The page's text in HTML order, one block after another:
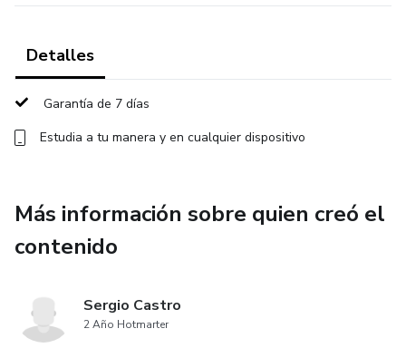
Detalles
Garantía de 7 días
Estudia a tu manera y en cualquier dispositivo
Más información sobre quien creó el
contenido
Sergio Castro
2 Año Hotmarter